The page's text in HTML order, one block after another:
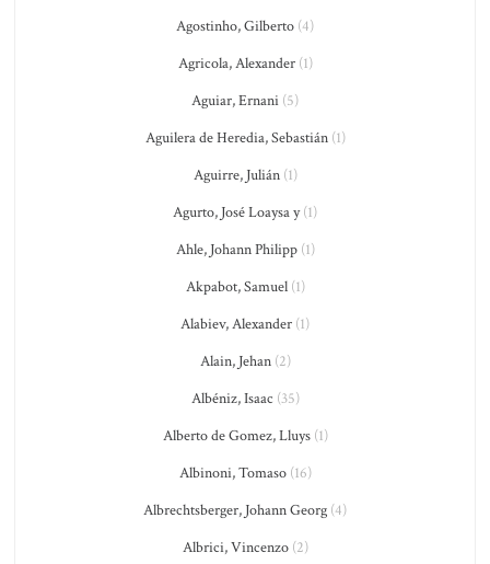
Agostinho, Gilberto (4)
Agricola, Alexander(1)
Aguiar, Ernani (5)
Aguilera de Heredia, Sebastián(1)
Aguirre, Julián(1)
Agurto, José Loaysa y(1)
Ahle, Johann Philipp(1)
Akpabot, Samuel(1)
Alabiev, Alexander (1)
Alain, Jehan(2)
Albéniz, Isaac (35)
Alberto de Gomez, Lluys(1)
Albinoni, Tomaso(16)
Albrechtsberger, Johann Georg (4)
Albrici, Vincenzo(2)